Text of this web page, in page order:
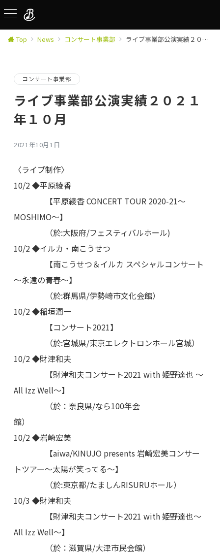
Top News コンサート事業部 ライブ事業部公演実績２０２１年１０月
コンサート事業部
ライブ事業部公演実績２０２１
年１０月
2021年10月1日
〈ライブ制作〉
10/2 ◆平原綾香
【平原綾香 CONCERT TOUR 2020-21～
MOSHIMO～】
（於:大阪府/フェスティバルホール)
10/2 ◆イルカ・南こうせつ
【南こうせつ＆イルカ スペシャルコンサート
～永遠の青春～】
（於:群馬県/伊勢崎市文化会館）
10/2 ◆稲垣潤一
【コンサート2021】
（於:宮城県/東京エレクトロンホール宮城）
10/2 ◆財津和夫
【財津和夫コンサート2021 with 姫野達也 ～
All Izz Well～】
（於：奈良県/なら100年会
館）
10/2 ◆岩崎宏美
【aiwa/KINUJO presents 岩崎宏美コンサー
トツアー～太陽が笑ってる～】
（於:東京都/たましんRISURUホール）
10/3 ◆財津和夫
【財津和夫コンサート2021 with 姫野達也～
All Izz Well～】
（於：滋賀県/大津市民会館）